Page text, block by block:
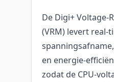
De Digi+ Voltage-
(VRM) levert
en energie-
zodat de CPU-